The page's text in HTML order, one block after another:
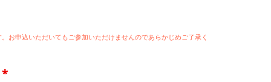
お申込いただいてもご参加いただけませんのであらかじめご了承く
*